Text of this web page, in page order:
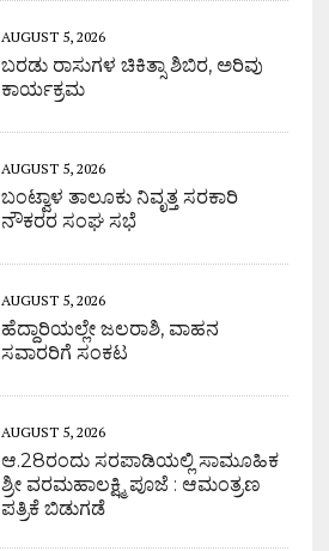
AUGUST 5, 2026
ಬರಡು ರಾಸುಗಳ ಚಿಕಿತ್ಸಾ ಶಿಬಿರ, ಅರಿವು
ಕಾರ್ಯಕ್ರಮ
AUGUST 5, 2026
ಬಂಟ್ವಾಳ ತಾಲೂಕು ನಿವೃತ್ತ ಸರಕಾರಿ
ನೌಕರರ ಸಂಘ ಸಭೆ
AUGUST 5, 2026
ಹೆದ್ದಾರಿಯಲ್ಲೇ ಜಲರಾಶಿ, ವಾಹನ
ಸವಾರರಿಗೆ ಸಂಕಟ
AUGUST 5, 2026
ಆ.28ರಂದು ಸರಪಾಡಿಯಲ್ಲಿ ಸಾಮೂಹಿಕ
ಶ್ರೀ ವರಮಹಾಲಕ್ಷ್ಮಿ ಪೂಜೆ : ಆಮಂತ್ರಣ
ಪತ್ರಿಕೆ ಬಿಡುಗಡೆ